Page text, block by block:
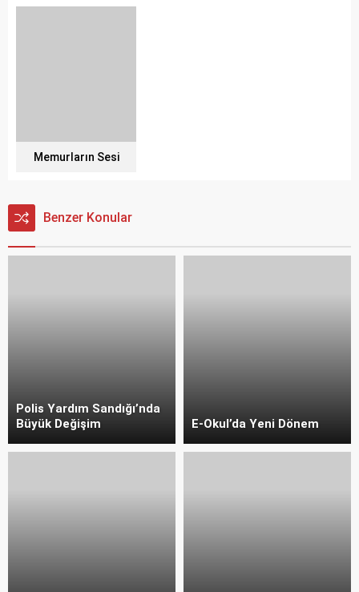
Memurların Sesi
Benzer Konular
Polis Yardım Sandığı’nda
Büyük Değişim
E-Okul’da Yeni Dönem